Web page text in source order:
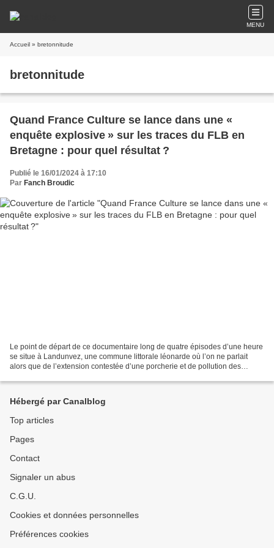
MENU
Accueil » bretonnitude
bretonnitude
Quand France Culture se lance dans une «
enquête explosive » sur les traces du FLB en
Bretagne : pour quel résultat ?
Publié le 16/01/2024 à 17:10
Par Fanch Broudic
Le point de départ de ce documentaire long de quatre épisodes d’une heure
se situe à Landunvez, une commune littorale léonarde où l’on ne parlait
alors que de l’extension contestée d’une porcherie et de pollution des
Hébergé par Canalblog
Top articles
Pages
Contact
Signaler un abus
C.G.U.
Cookies et données personnelles
Préférences cookies